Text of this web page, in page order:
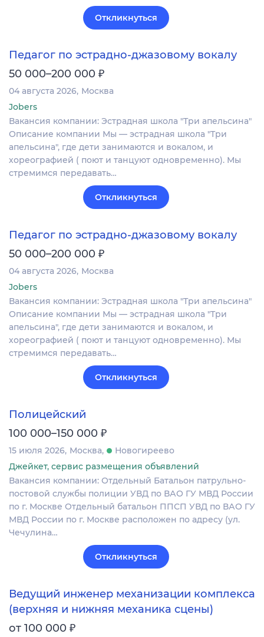
Откликнуться
Педагог по эстрадно-джазовому вокалу
50 000–200 000 ₽
04 августа 2026 Москва
Jobers
Вакансия компании: Эстрадная школа "Три апельсина"
Описание компании Мы — эстрадная школа "Три
апельсина", где дети занимаются и вокалом, и
хореографией ( поют и танцуют одновременно). Мы
стремимся передавать…
Откликнуться
Педагог по эстрадно-джазовому вокалу
50 000–200 000 ₽
04 августа 2026 Москва
Jobers
Вакансия компании: Эстрадная школа "Три апельсина"
Описание компании Мы — эстрадная школа "Три
апельсина", где дети занимаются и вокалом, и
хореографией ( поют и танцуют одновременно). Мы
стремимся передавать…
Откликнуться
Полицейский
100 000–150 000 ₽
15 июля 2026 Москва
Новогиреево
Джейкет, сервис размещения объявлений
Вакансия компании: Отдельный Батальон патрульно-
постовой службы полиции УВД по ВАО ГУ МВД России
по г. Москве Отдельный батальон ППСП УВД по ВАО ГУ
МВД России по г. Москве расположен по адресу (ул.
Чечулина…
Откликнуться
Ведущий инженер механизации комплекса
(верхняя и нижняя механика сцены)
от 100 000 ₽